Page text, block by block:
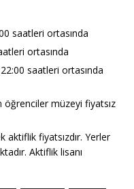
saatleri ortasında
ortasında
saatleri ortasında
öğrenciler müzeyi fiyatsız
fiyatsızdır. Yerler
Aktiflik lisanı